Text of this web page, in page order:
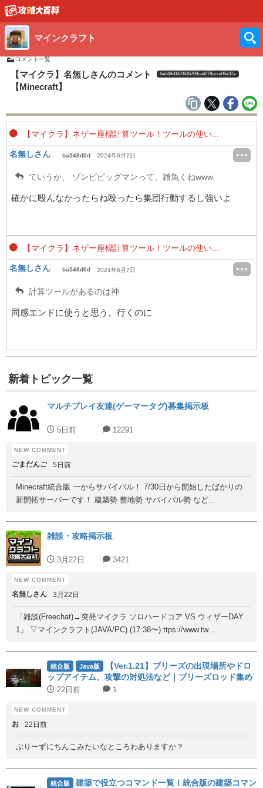
マインクラフト
コメント一覧
【マイクラ】名無しさんのコメント ba548d0d23645709ca4278ccce05e37a
【Minecraft】
【マイクラ】ネザー座標計算ツール！ツールの使い...
名無しさん ba548d0d 2024年6月7日
ていうか、 ゾンビピッグマンって、雑魚くねwww
確かに殴んなかったらね殴ったら集団行動するし強いよ
【マイクラ】ネザー座標計算ツール！ツールの使い...
名無しさん ba548d0d 2024年6月7日
計算ツールがあるのは神
同感エンドに使うと思う。行くのに
新着トピック一覧
マルチプレイ友達(ゲーマータグ)募集掲示板
5日前 12291
ごまだんご 5日前
Minecraft統合版 一からサバイバル！ 7/30日から開始したばかりの
新開拓サーバーです！ 建築勢 整地勢 サバイバル勢 など...
雑談・攻略掲示板
3月22日 3421
名無しさん 3月22日
「雑談(Freechat)→突発マイクラ ソロハードコア VS ウィザーDAY
1」 ▽マインクラフト(JAVA/PC) (17:38〜) ttps://www.tw...
統合版 Java版
【Ver.1.21】ブリーズの出現場所やドロ
ップアイテム、攻撃の対処法など｜ブリーズロッド集め
に必須！
22日前 1
お 22日前
ぶりーずにちんこみたいなところわありますか？
統合版
建築で役立つコマンド一覧！統合版の建築コマン